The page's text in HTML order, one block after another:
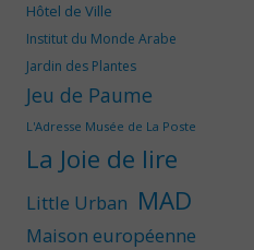
Hôtel de Ville
Institut du Monde Arabe
Jardin des Plantes
Jeu de Paume
L'Adresse Musée de La Poste
La Joie de lire
Little Urban MAD
Maison européenne